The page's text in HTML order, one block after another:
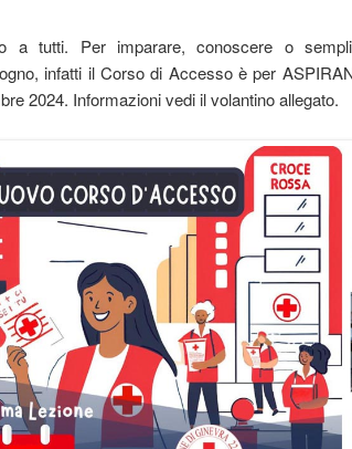
a tutti. Per imparare, conoscere o
infatti il Corso di Accesso è per
2024. Informazioni vedi il volantino allegato.